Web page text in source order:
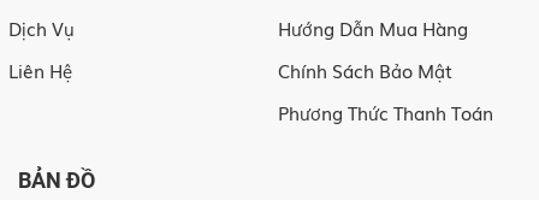
Dịch Vụ
Liên Hệ
Hướng Dẫn Mua Hàng
Chính Sách Bảo Mật
Phương Thức Thanh Toán
BẢN ĐỒ